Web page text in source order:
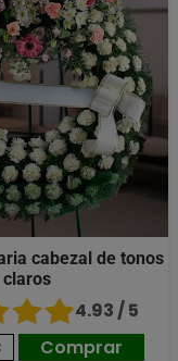
cabezal de tonos
claros
4.93 / 5
Comprar